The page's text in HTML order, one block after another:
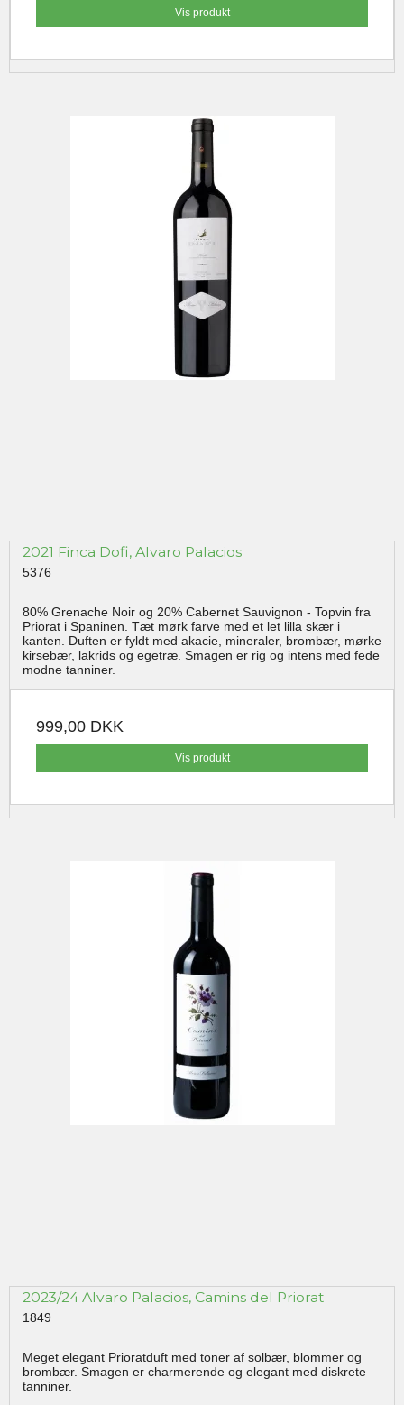
Vis produkt
2021 Finca Dofi, Alvaro Palacios
5376
80% Grenache Noir og 20% Cabernet Sauvignon - Topvin fra
Priorat i Spaninen. Tæt mørk farve med et let lilla skær i
kanten. Duften er fyldt med akacie, mineraler, brombær, mørke
kirsebær, lakrids og egetræ. Smagen er rig og intens med fede
modne tanniner.
999,00 DKK
Vis produkt
2023/24 Alvaro Palacios, Camins del Priorat
1849
Meget elegant Prioratduft med toner af solbær, blommer og
brombær. Smagen er charmerende og elegant med diskrete
tanniner.